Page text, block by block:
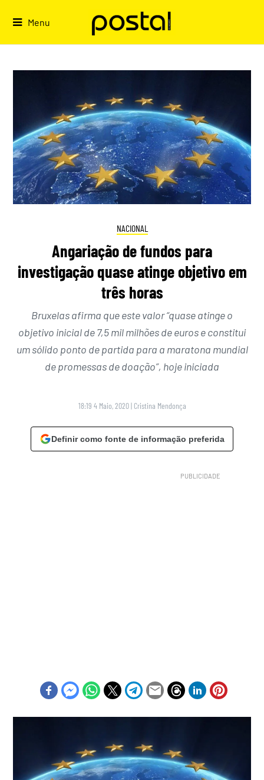
Menu
NACIONAL
Angariação de fundos para
investigação quase atinge objetivo em
três horas
Bruxelas afirma que este valor “quase atinge o
objetivo inicial de 7,5 mil milhões de euros e constitui
um sólido ponto de partida para a maratona mundial
de promessas de doação”, hoje iniciada
18:19 4 Maio, 2020 | Cristina Mendonça
Definir como fonte de informação preferida